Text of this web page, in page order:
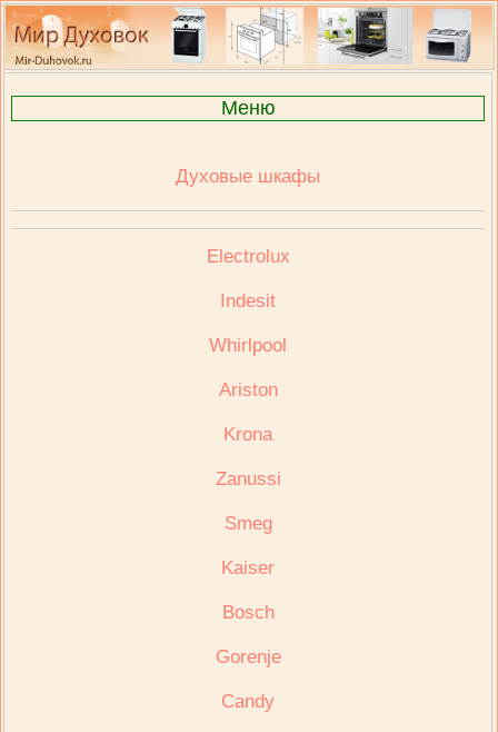
Меню
Духовые шкафы
Electrolux
Indesit
Whirlpool
Ariston
Krona
Zanussi
Smeg
Kaiser
Bosch
Gorenje
Candy